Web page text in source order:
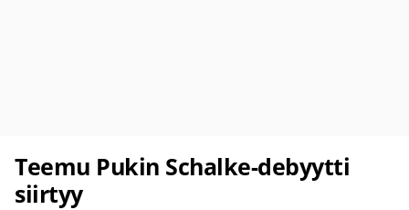
Teemu Pukin Schalke-debyytti
siirtyy